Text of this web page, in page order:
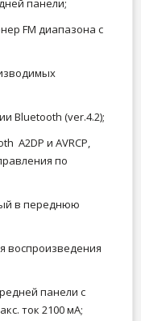
панели;
FM диапазона с
Bluetooth (ver.4.2);
A2DP и AVRCP,
по
в переднюю
воспроизведения
панели с
ток 2100 мА;